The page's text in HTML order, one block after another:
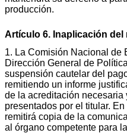
producción.
Artículo 6. Inaplicación del
1. La Comisión Nacional de
Dirección General de
suspensión cautelar del
remitiendo un informe
de la acreditación necesaria
presentados por el titular.
remitirá copia de la
al órgano competente para